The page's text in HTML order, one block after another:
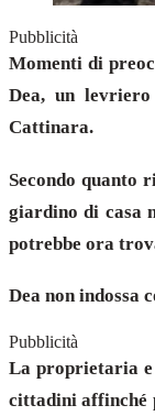
Pubblicità
Momenti di
Dea, un
Cattinara.
Secondo quanto
giardino di casa
potrebbe ora
Dea non indossa
Pubblicità
La proprietaria e
cittadini affinché